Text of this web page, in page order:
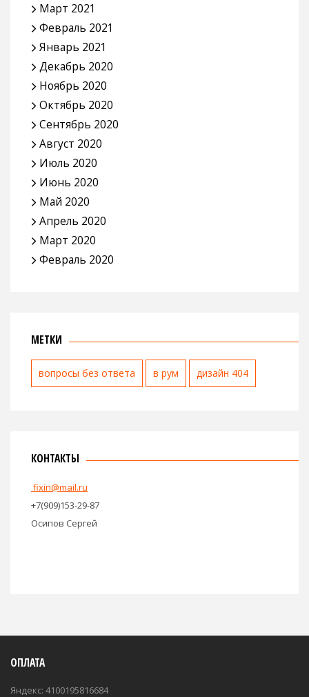
Март 2021
Февраль 2021
Январь 2021
Декабрь 2020
Ноябрь 2020
Октябрь 2020
Сентябрь 2020
Август 2020
Июль 2020
Июнь 2020
Май 2020
Апрель 2020
Март 2020
Февраль 2020
МЕТКИ
вопросы без ответа в рум дизайн 404
КОНТАКТЫ
fixin@mail.ru
+7(909)153-29-87
Осипов Сергей
ОПЛАТА
Яндекс: 4100195816684